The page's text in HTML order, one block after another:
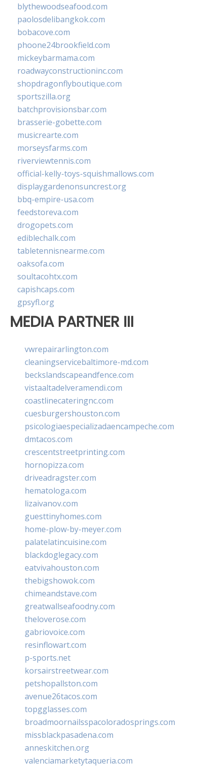
blythewoodseafood.com
paolosdelibangkok.com
bobacove.com
phoone24brookfield.com
mickeybarmama.com
roadwayconstructioninc.com
shopdragonflyboutique.com
sportszilla.org
batchprovisionsbar.com
brasserie-gobette.com
musicrearte.com
morseysfarms.com
riverviewtennis.com
official-kelly-toys-squishmallows.com
displaygardenonsuncrest.org
bbq-empire-usa.com
feedstoreva.com
drogopets.com
ediblechalk.com
tabletennisnearme.com
oaksofa.com
soultacohtx.com
capishcaps.com
gpsyfl.org
MEDIA PARTNER III
vwrepairarlington.com
cleaningservicebaltimore-md.com
beckslandscapeandfence.com
vistaaltadelveramendi.com
coastlinecateringnc.com
cuesburgershouston.com
psicologiaespecializadaencampeche.com
dmtacos.com
crescentstreetprinting.com
hornopizza.com
driveadragster.com
hematologa.com
lizaivanov.com
guesttinyhomes.com
home-plow-by-meyer.com
palatelatincuisine.com
blackdoglegacy.com
eatvivahouston.com
thebigshowok.com
chimeandstave.com
greatwallseafoodny.com
theloverose.com
gabriovoice.com
resinflowart.com
p-sports.net
korsairstreetwear.com
petshopallston.com
avenue26tacos.com
topgglasses.com
broadmoornailsspacoloradosprings.com
missblackpasadena.com
anneskitchen.org
valenciamarketytaqueria.com